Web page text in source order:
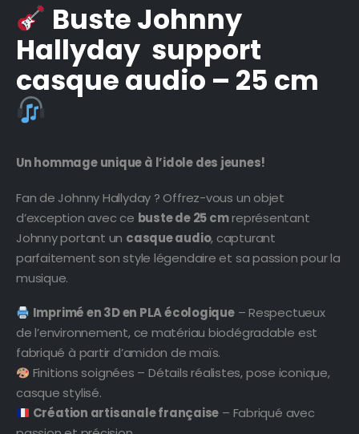
Buste Johnny
Hallyday support
casque audio – 25 cm
Un hommage unique à l’idole des jeunes!
Fan de Johnny Hallyday ? Offrez-vous un objet
d’exception avec ce buste de 25 cmreprésentant
Johnny portant un casque audio, capturant
parfaitement son style légendaire et sa passion pour la
musique.
Imprimé en 3D en PLA écologique– Respectueux
de l’environnement, ce matériau biodégradable est
fabriqué à partir d’amidon de maïs.
Finitions soignées – Détails réalistes, pose iconique,
casque stylisé.
Création artisanale française – Fabriqué avec